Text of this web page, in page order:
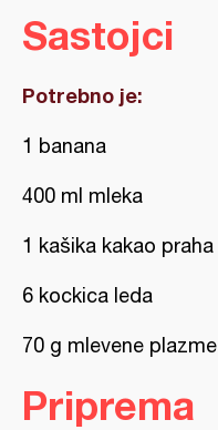
Sastojci
Potrebno je:
1 banana
400 ml mleka
1 kašika kakao praha
6 kockica leda
70 g mlevene plazme
Priprema